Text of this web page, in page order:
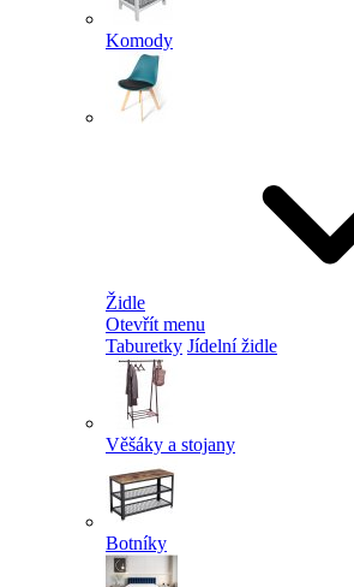
Komody
Židle
Otevřít menu
Taburetky Jídelní židle
Věšáky a stojany
Botníky